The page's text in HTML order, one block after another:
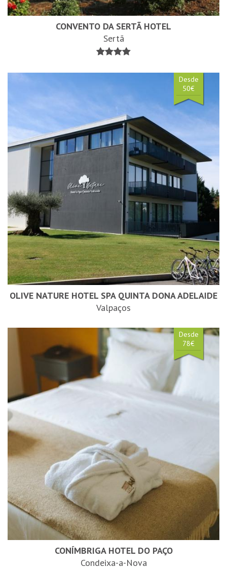
CONVENTO DA SERTÃ HOTEL
Sertã
Desde
50€
OLIVE NATURE HOTEL SPA QUINTA DONA ADELAIDE
Valpaços
Desde
78€
CONÍMBRIGA HOTEL DO PAÇO
Condeixa-a-Nova